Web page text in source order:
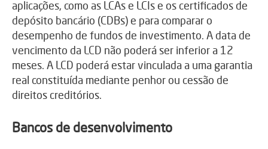
aplicações, como as LCAs e LCIs e os certificados de
depósito bancário (CDBs) e para comparar o
desempenho de fundos de investimento. A data de
vencimento da LCD não poderá ser inferior a 12
meses. A LCD poderá estar vinculada a uma garantia
real constituída mediante penhor ou cessão de
direitos creditórios.
Bancos de desenvolvimento